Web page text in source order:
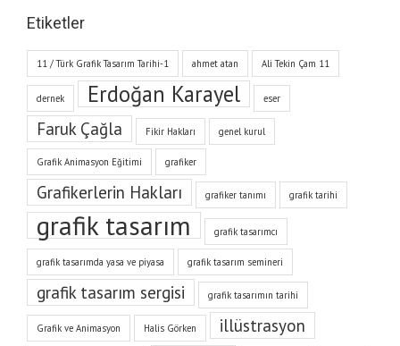
Etiketler
11 / Türk Grafik Tasarım Tarihi-1 ahmet atan Ali Tekin Çam 11
dernek Erdoğan Karayel eser
Faruk Çağla Fikir Hakları genel kurul
Grafik Animasyon Eğitimi grafiker
Grafikerlerin Hakları grafiker tanımı grafik tarihi
grafik tasarım grafik tasarımcı
grafik tasarımda yasa ve piyasa grafik tasarım semineri
grafik tasarım sergisi grafik tasarımın tarihi
Grafik ve Animasyon Halis Görken illüstrasyon